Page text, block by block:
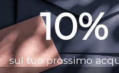
10%
sul tuo prossimo